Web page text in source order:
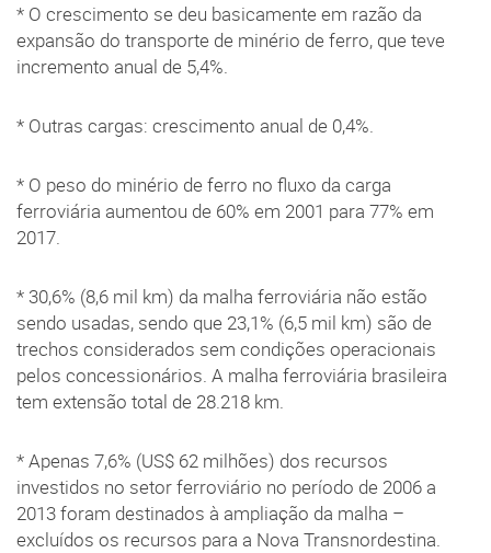
* O crescimento se deu basicamente em razão da
expansão do transporte de minério de ferro, que teve
incremento anual de 5,4%.
* Outras cargas: crescimento anual de 0,4%.
* O peso do minério de ferro no fluxo da carga
ferroviária aumentou de 60% em 2001 para 77% em
2017.
* 30,6% (8,6 mil km) da malha ferroviária não estão
sendo usadas, sendo que 23,1% (6,5 mil km) são de
trechos considerados sem condições operacionais
pelos concessionários. A malha ferroviária brasileira
tem extensão total de 28.218 km.
* Apenas 7,6% (US$ 62 milhões) dos recursos
investidos no setor ferroviário no período de 2006 a
2013 foram destinados à ampliação da malha –
excluídos os recursos para a Nova Transnordestina.